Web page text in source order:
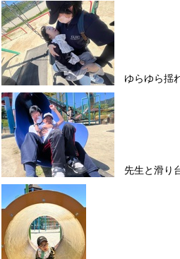
ゆらゆら揺
先生と滑り